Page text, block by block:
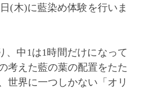
(木)に藍染め体験を行いま
、中1は1時間だけになって
考えた藍の葉の配置をたた
世界に一つしかない「オリ